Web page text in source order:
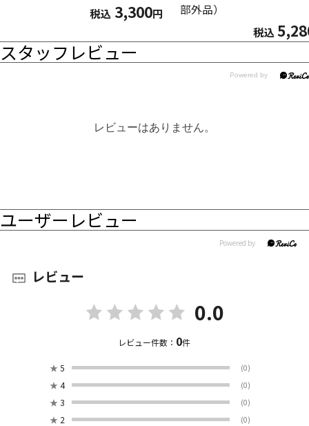
税込 3,300円
部外品）
税込
スタッフレビュー
レビューはありません。
ユーザーレビュー
レビュー
0.0
レビュー件数： 0件
★ 5 (0)
★ 4 (0)
★ 3 (0)
★ 2 (0)